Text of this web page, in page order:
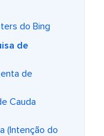
do Bing
de
de
Cauda
(Intenção do